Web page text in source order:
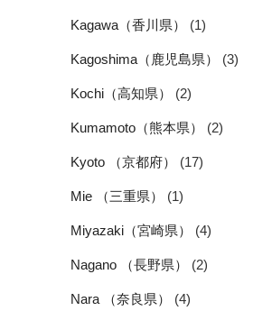
Kagawa（香川県） (1)
Kagoshima（鹿児島県） (3)
Kochi（高知県） (2)
Kumamoto（熊本県） (2)
Kyoto （京都府） (17)
Mie （三重県） (1)
Miyazaki（宮崎県） (4)
Nagano （長野県） (2)
Nara （奈良県） (4)